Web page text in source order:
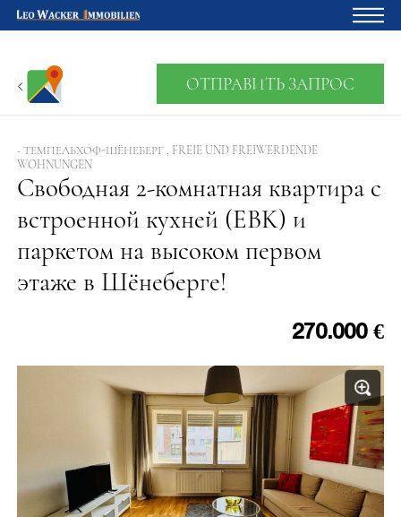
Главная
Владельцам
О нас
Девелопмент
Кредитный калькулятор
Контакты
Отзыв
ОТПРАВИТЬ ЗАПРОС
- ТЕМПЕЛЬХОФ-ШЁНЕБЕРГ , FREIE UND FREIWERDENDE
WOHNUNGEN
Свободная 2-комнатная квартира с
встроенной кухней (EBK) и
паркетом на высоком первом
этаже в Шёнеберге!
270.000 €